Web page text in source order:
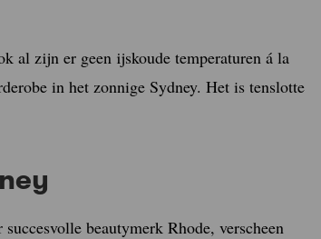
al zijn er geen ijskoude temperaturen á la
in het zonnige Sydney. Het is tenslotte
beautymerk Rhode, verscheen